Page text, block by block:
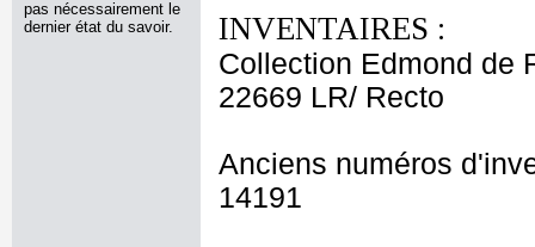
pas nécessairement le
dernier état du savoir.
INVENTAIRES :
Collection Edmond de
22669 LR/ Recto
Anciens numéros
14191